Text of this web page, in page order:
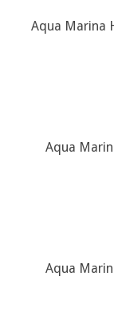
Aqua Marina
Aqua
Aqua